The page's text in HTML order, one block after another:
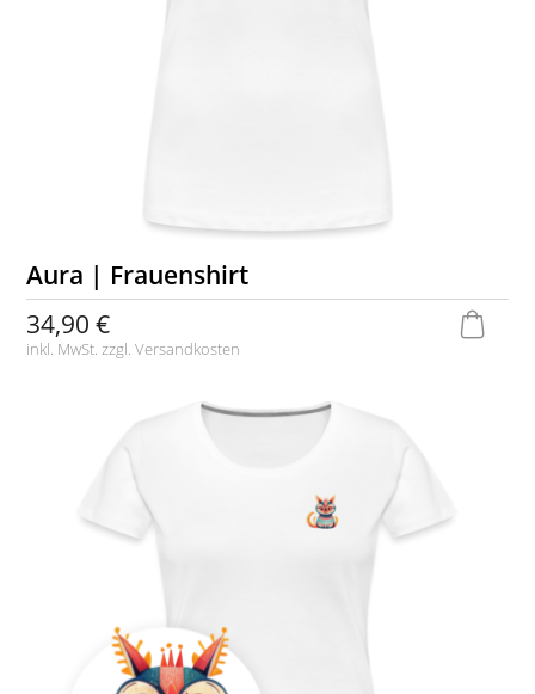
Aura | Frauenshirt
34,90 €
inkl. MwSt. zzgl.Versandkosten